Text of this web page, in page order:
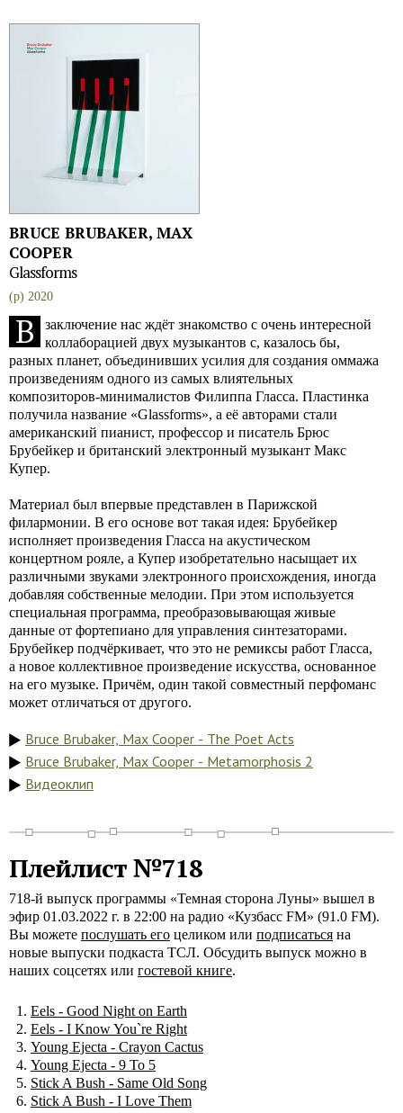
BRUCE BRUBAKER, MAX
COOPER
Glassforms
(p) 2020
В
заключение нас ждёт знакомство с очень интересной
коллаборацией двух музыкантов с, казалось бы,
разных планет, объединивших усилия для создания оммажа
произведениям одного из самых влиятельных
композиторов-минималистов Филиппа Гласса. Пластинка
получила название «Glassforms», а её авторами стали
американский пианист, профессор и писатель Брюс
Брубейкер и британский электронный музыкант Макс
Купер.
Материал был впервые представлен в Парижской
филармонии. В его основе вот такая идея: Брубейкер
исполняет произведения Гласса на акустическом
концертном рояле, а Купер изобретательно насыщает их
различными звуками электронного происхождения, иногда
добавляя собственные мелодии. При этом используется
специальная программа, преобразовывающая живые
данные от фортепиано для управления синтезаторами.
Брубейкер подчёркивает, что это не ремиксы работ Гласса,
а новое коллективное произведение искусства, основанное
на его музыке. Причём, один такой совместный перфоманс
может отличаться от другого.
Bruce Brubaker, Max Cooper - The Poet Acts
Bruce Brubaker, Max Cooper - Metamorphosis 2
Видеоклип
Плейлист №718
718-й выпуск программы «Темная сторона Луны» вышел в
эфир 01.03.2022 г. в 22:00 на радио «Кузбасс FM» (91.0 FM).
Вы можете послушать его целиком или подписаться на
новые выпуски подкаста ТСЛ. Обсудить выпуск можно в
наших соцсетях или гостевой книге.
Eels - Good Night on Earth
Eels - I Know You`re Right
Young Ejecta - Crayon Cactus
Young Ejecta - 9 To 5
Stick A Bush - Same Old Song
Stick A Bush - I Love Them